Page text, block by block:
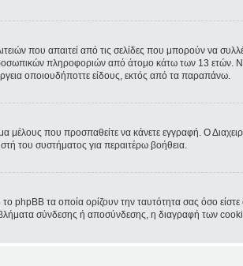
που απαιτεί από τις σελίδες που μπορούν να
πληροφοριών από άτομο κάτω των 13 ετών.
οποιουδήποττε είδους, εκτός από τα παραπάνω.
μέλους που προσπαθείτε να κάνετε εγγραφή. Ο
του συστήματος για περαιτέρω βοήθεια.
phpBB τα οποία ορίζουν την ταυτότητα σας όσο
σύνδεσης ή αποσύνδεσης, η διαγραφή των